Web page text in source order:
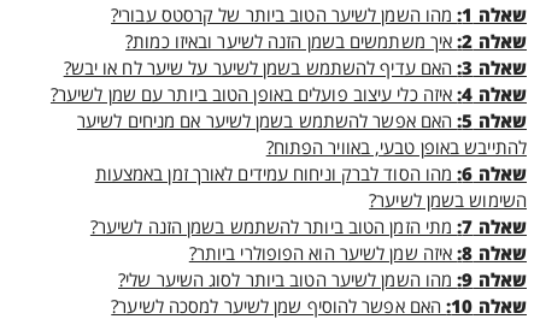
שאלה 1:
מהו השמן לשיער הטוב ביותר של קרסטס עבורי?
שאלה 2:
איך משתמשים בשמן הזנה לשיער ובאיזו כמות?
שאלה 3:
האם עדיף להשתמש בשמן לשיער על שיער לח או יבש?
שאלה 4:
איזה כלי עיצוב פועלים באופן הטוב ביותר עם שמן לשיער?
שאלה 5:
האם אפשר להשתמש בשמן לשיער אם מניחים לשיער
להתייבש באופן טבעי, באוויר הפתוח?
שאלה 6:
מהו הסוד לברק וניחוח עמידים לאורך זמן באמצעות
השימוש בשמן לשיער?
שאלה 7:
מתי הזמן הטוב ביותר להשתמש בשמן הזנה לשיער?
שאלה 8:
איזה שמן לשיער הוא הפופולרי ביותר?
שאלה 9:
מהו השמן לשיער הטוב ביותר לסוג השיער שלי?
שאלה 10:
האם אפשר להוסיף שמן לשיער למסכה לשיער?